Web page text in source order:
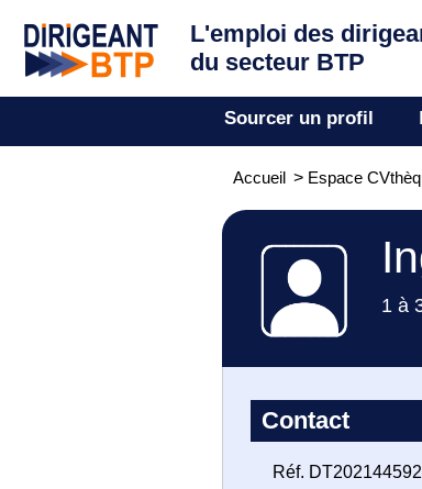
L'emploi des
du secteur BTP
Sourcer un profil
Accueil > Espace
1 à
Contact
Réf.